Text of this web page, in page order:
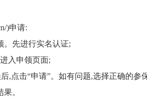
)申请:
。先进行实名认证;
入申领页面;
,点击“申请”。如有问题,选择正确的参
。